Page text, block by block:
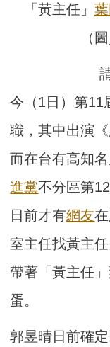
「黃主任」
（
今（1日）第11
職，其中出演
而在台有高知
進黨不分區第
日前才有網友
室主任找黃主
帶著「黃主任
蛋。
郭昱晴日前確